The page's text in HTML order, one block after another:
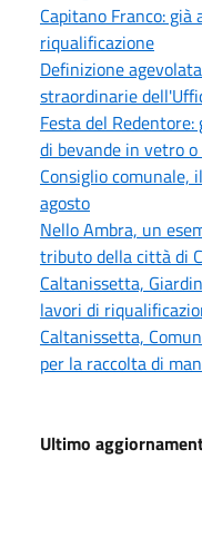
Capitano Franco:
riqualificazione
Definizione
straordinarie
Festa del Redentore:
di bevande in vetro
Consiglio comunale,
agosto
Nello Ambra, un
tributo della città di
Caltanissetta,
lavori di
Caltanissetta,
per la raccolta di
Ultimo